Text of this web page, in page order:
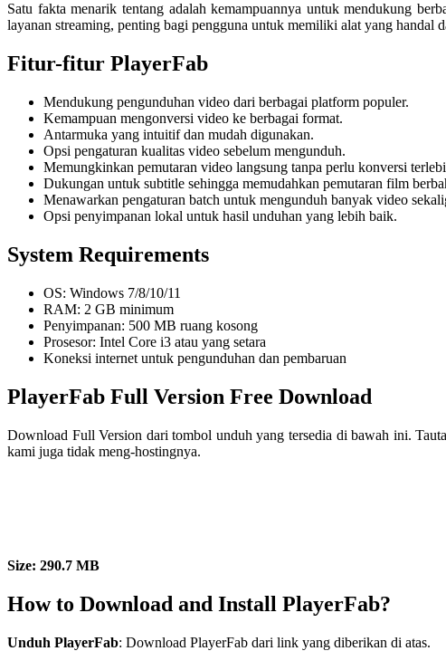
Satu fakta menarik tentang adalah kemampuannya untuk mendukung
layanan streaming, penting bagi pengguna untuk memiliki alat yang handal
Fitur-fitur PlayerFab
Mendukung pengunduhan video dari berbagai platform populer.
Kemampuan mengonversi video ke berbagai format.
Antarmuka yang intuitif dan mudah digunakan.
Opsi pengaturan kualitas video sebelum mengunduh.
Memungkinkan pemutaran video langsung tanpa perlu konversi
Dukungan untuk subtitle sehingga memudahkan pemutaran film
Menawarkan pengaturan batch untuk mengunduh banyak video
Opsi penyimpanan lokal untuk hasil unduhan yang lebih baik.
System Requirements
OS: Windows 7/8/10/11
RAM: 2 GB minimum
Penyimpanan: 500 MB ruang kosong
Prosesor: Intel Core i3 atau yang setara
Koneksi internet untuk pengunduhan dan pembaruan
PlayerFab Full Version Free Download
Download Full Version dari tombol unduh yang tersedia di bawah ini.
kami juga tidak meng-hostingnya.
Size: 290.7 MB
How to Download and Install PlayerFab?
Unduh PlayerFab: Download PlayerFab dari link yang diberikan di atas.